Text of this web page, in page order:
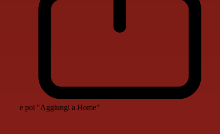
e poi "Aggiungi a Home"